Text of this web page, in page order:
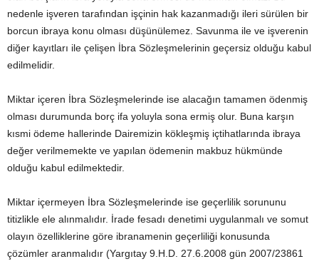
nedenle işveren tarafından işçinin hak kazanmadığı ileri sürülen bir
borcun ibraya konu olması düşünülemez. Savunma ile ve işverenin
diğer kayıtları ile çelişen İbra Sözleşmelerinin geçersiz olduğu kabul
edilmelidir.
Miktar içeren İbra Sözleşmelerinde ise alacağın tamamen ödenmiş
olması durumunda borç ifa yoluyla sona ermiş olur. Buna karşın
kısmi ödeme hallerinde Dairemizin kökleşmiş içtihatlarında ibraya
değer verilmemekte ve yapılan ödemenin makbuz hükmünde
olduğu kabul edilmektedir.
Miktar içermeyen İbra Sözleşmelerinde ise geçerlilik sorununu
titizlikle ele alınmalıdır. İrade fesadı denetimi uygulanmalı ve somut
olayın özelliklerine göre ibranamenin geçerliliği konusunda
çözümler aranmalıdır (Yargıtay 9.H.D. 27.6.2008 gün 2007/23861